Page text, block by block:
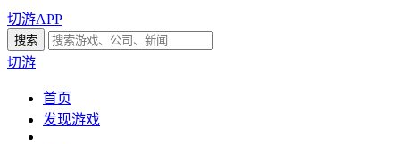
切游APP
切游
首页
发现游戏